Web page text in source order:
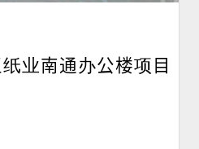
业南通办公楼项目